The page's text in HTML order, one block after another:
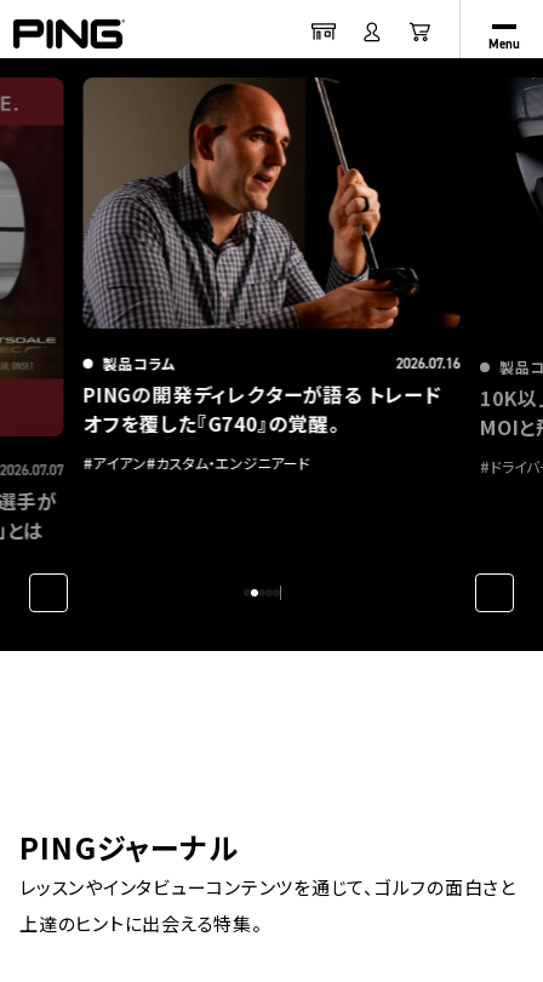
Menu
2026.07.07
手が
は
製品コラム 2026.07.16
PINGの開発ディレクターが語る トレード
オフを覆した『G740』の覚醒。
#アイアン#カスタム・エンジニアード
製品
10K
MOIと
#ドライ
PINGジャーナル
レッスンやインタビューコンテンツを通じて、ゴルフの面白さと
上達のヒントに出会える特集。